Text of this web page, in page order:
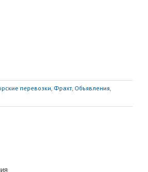
перевозки, Фрахт Объявления